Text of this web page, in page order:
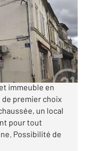
la ville de
immeuble en
premier choix
un local
pour tout
Possibilité de